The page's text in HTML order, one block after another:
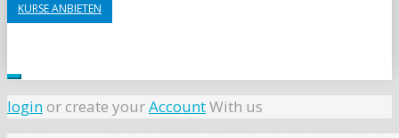
KURSE ANBIETEN
loginor create yourAccountWith us